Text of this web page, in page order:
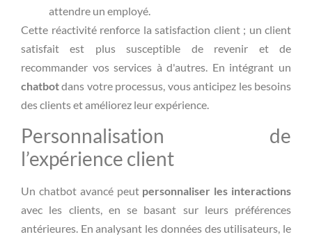
attendre un employé.
Cette réactivité renforce la satisfaction client ; un client
satisfait est plus susceptible de revenir et de
recommander vos services à d'autres. En intégrant un
chatbotdans votre processus, vous anticipez les besoins
des clients et améliorez leur expérience.
Personnalisation de
l’expérience client
Un chatbot avancé peut personnaliser les interactions
avec les clients, en se basant sur leurs préférences
antérieures. En analysant les données des utilisateurs, le